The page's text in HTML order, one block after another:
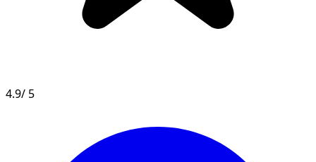
4.9/ 5